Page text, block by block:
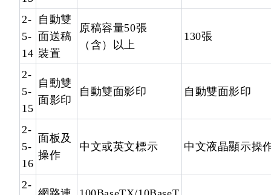
2-
5-
14
自動雙
面送稿
裝置
原稿容量50張
（含）以上
130張
2-
5-
15
自動雙
面影印
自動雙面影印 自動雙面影印
2-
5-
16
面板及
操作
中文或英文標示 中文液晶顯示操
2-